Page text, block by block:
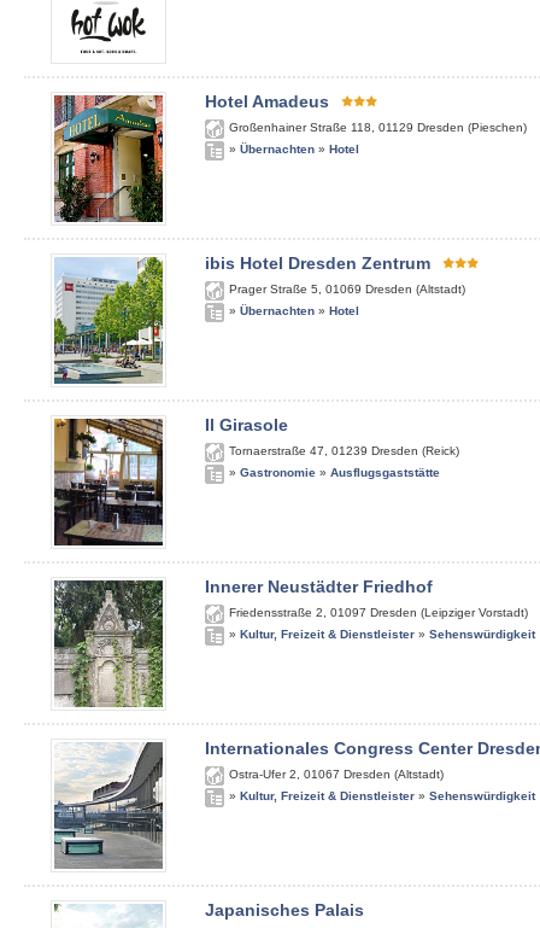
Hotel Amadeus
Großenhainer Straße 118 01129 Dresden (Pieschen)
» Übernachten » Hotel
ibis Hotel Dresden Zentrum
Prager Straße 5 01069 Dresden (Altstadt)
» Übernachten » Hotel
Il Girasole
Tornaerstraße 47 01239 Dresden (Reick)
» Gastronomie » Ausflugsgaststätte
Innerer Neustädter Friedhof
Friedensstraße 2 01097 Dresden (Leipziger Vorstadt)
» Kultur, Freizeit & Dienstleister » Sehenswürdigkeit
Internationales Congress Center
Ostra-Ufer 2 01067 Dresden (Altstadt)
» Kultur, Freizeit & Dienstleister » Sehenswürdigkeit
Japanisches Palais